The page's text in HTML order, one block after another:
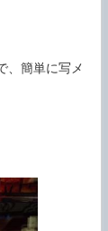
、簡単に写メ